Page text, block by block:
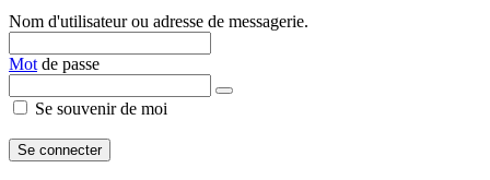
Nom d'utilisateur ou adresse de messagerie.
Mot de passe
Se souvenir de moi